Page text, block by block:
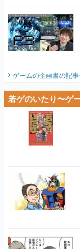
ゲームの企画書の記
若ゲのいたり〜ゲ